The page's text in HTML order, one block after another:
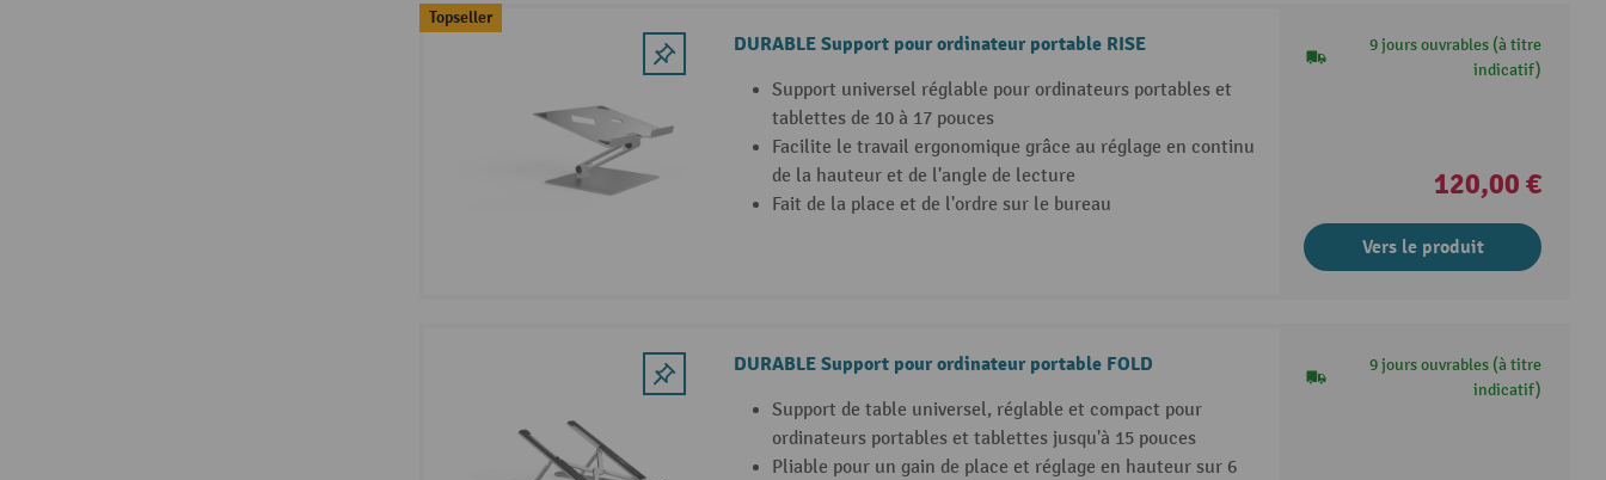
Topseller
DURABLE Support pour ordinateur portable RISE
Support universel réglable pour ordinateurs portables et
tablettes de 10 à 17 pouces
Facilite le travail ergonomique grâce au réglage en continu
de la hauteur et de l'angle de lecture
Fait de la place et de l'ordre sur le bureau
9 jours ouvrables (à titre
indicatif)
120,00 €
Vers le produit
DURABLE Support pour ordinateur portable FOLD
Support de table universel, réglable et compact pour
ordinateurs portables et tablettes jusqu'à 15 pouces
Pliable pour un gain de place et réglage en hauteur sur 6
9 jours ouvrables (à titre
indicatif)